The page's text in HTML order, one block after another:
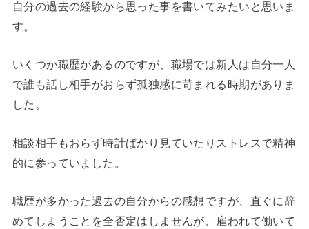
自分の過去の経験から思った事を書いてみたいと思いま
す。
いくつか職歴があるのですが、職場では新人は自分一人
で誰も話し相手がおらず孤独感に苛まれる時期がありま
した。
相談相手もおらず時計ばかり見ていたりストレスで精神
的に参っていました。
職歴が多かった過去の自分からの感想ですが、直ぐに辞
めてしまうことを全否定はしませんが、雇われて働いて